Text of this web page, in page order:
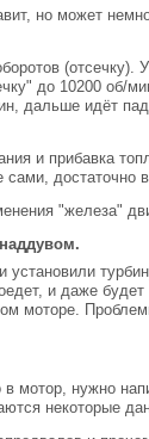
но может
(отсечку).
до 10200 об/
дальше идёт
и прибавка
достаточно
"железа"
и даже будет
моторе.
в мотор, нужно
некоторые